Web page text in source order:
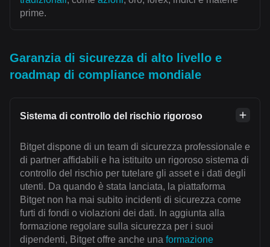
prime.
Garanzia di sicurezza di alto livello e
roadmap di compliance mondiale
Sistema di controllo del rischio rigoroso
Bitget dispone di un team di sicurezza professionale e
di partner affidabili e ha istituito un rigoroso sistema di
controllo del rischio per tutelare gli asset e i dati degli
utenti. Da quando è stata lanciata, la piattaforma
Bitget non ha mai subito incidenti di sicurezza come
furti di fondi o violazioni dei dati. In aggiunta alla
formazione regolare sulla sicurezza per i suoi
dipendenti, Bitget offre anche una formazione